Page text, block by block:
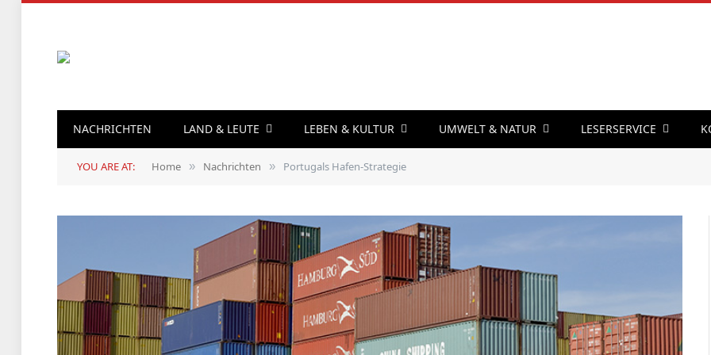
NACHRICHTEN LAND & LEUTE LEBEN & KULTUR UMWELT & NATUR LESERSERVICE
YOU ARE AT: Home » Nachrichten » Portugals Hafen-Strategie